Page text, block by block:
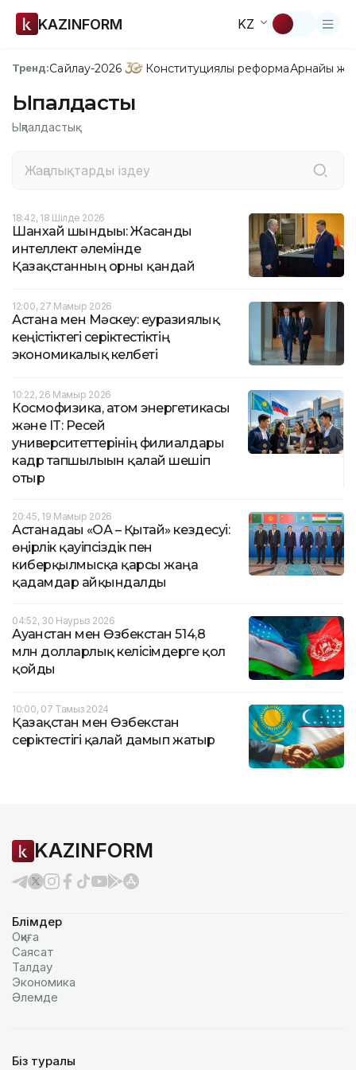
KAZINFORM KZ
Тренд:Сайлау-2026 Конституциялық реформаАрнайы
Ықпалдастық
Ықпалдастық
18:42, 18 Шілде 2026
Шанхай шындығы: Жасанды
интеллект әлемінде
Қазақстанның орны қандай
12:00, 27 Мамыр 2026
Астана мен Мәскеу: еуразиялық
кеңістіктегі серіктестіктің
экономикалық келбеті
10:22, 26 Мамыр 2026
Космофизика, атом энергетикасы
және IT: Ресей
университеттерінің филиалдары
кадр тапшылығын қалай шешіп
отыр
20:45, 19 Мамыр 2026
Астанадағы «ОА – Қытай» кездесуі:
өңірлік қауіпсіздік пен
киберқылмысқа қарсы жаңа
қадамдар айқындалды
04:52, 30 Наурыз 2026
Ауғанстан мен Өзбекстан 514,8
млн долларлық келісімдерге қол
қойды
10:00, 07 Тамыз 2024
Қазақстан мен Өзбекстан
серіктестігі қалай дамып жатыр
KAZINFORM
Бөлімдер
Оқиға
Саясат
Талдау
Экономика
Әлемде
Біз туралы